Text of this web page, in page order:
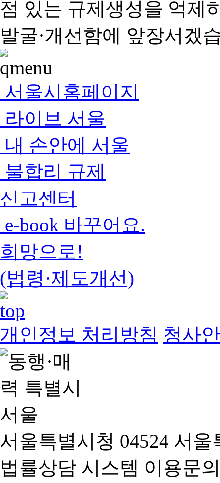
점 있는 규제생성을 억제
발굴·개선함에 앞장서겠
서울시홈페이지
라이브 서울
내 손안에 서울
불합리 규제
신고센터
e-book 바꾸어요.
희망으로!
(법령·제도개선)
개인정보 처리방침 청사
서울특별시청 04524 서
법률상담 시스템 이용문